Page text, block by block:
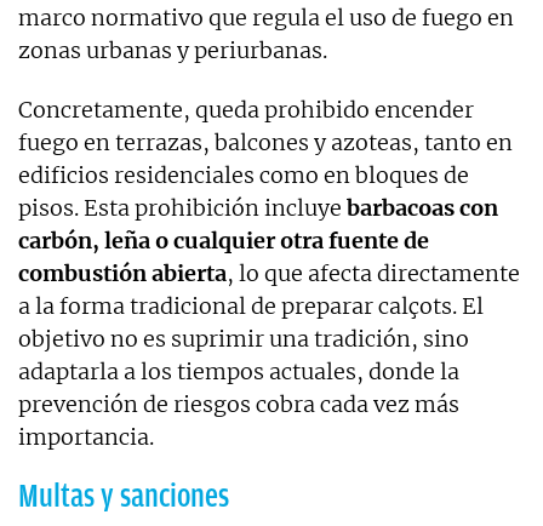
marco normativo que regula el uso de fuego en
zonas urbanas y periurbanas.
Concretamente, queda prohibido encender
fuego en terrazas, balcones y azoteas, tanto en
edificios residenciales como en bloques de
pisos. Esta prohibición incluye barbacoas con
carbón, leña o cualquier otra fuente de
combustión abierta, lo que afecta directamente
a la forma tradicional de preparar calçots. El
objetivo no es suprimir una tradición, sino
adaptarla a los tiempos actuales, donde la
prevención de riesgos cobra cada vez más
importancia.
Multas y sanciones